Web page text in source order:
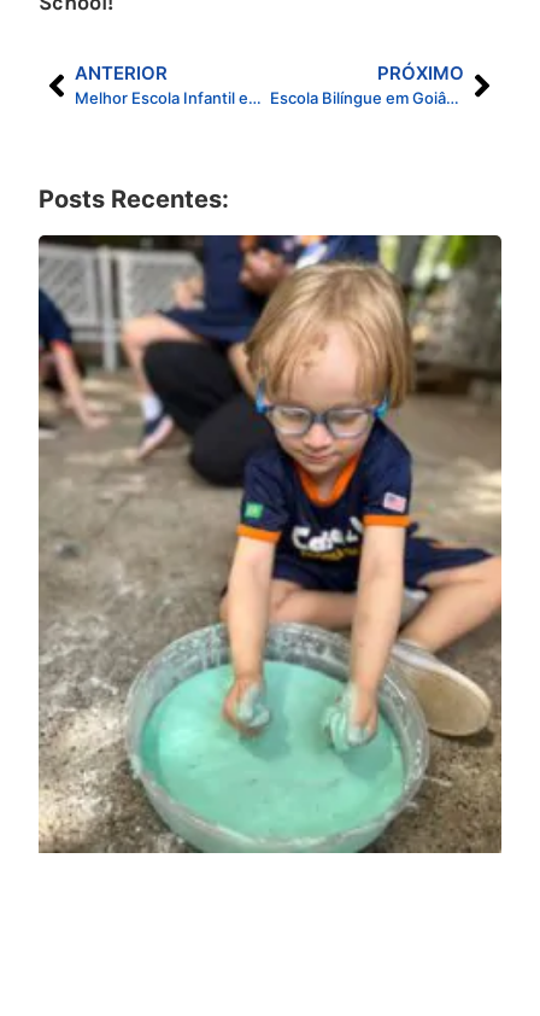
ANTERIOR
Melhor Escola Infantil em Goiânia: Como Escolher a Opção Ideal para Seu Filho
PRÓXIMO
Escola Bilíngue em Goiânia: Por que a Casa de Vó é a Escolha Ideal no Setor Bueno
Posts Recentes: